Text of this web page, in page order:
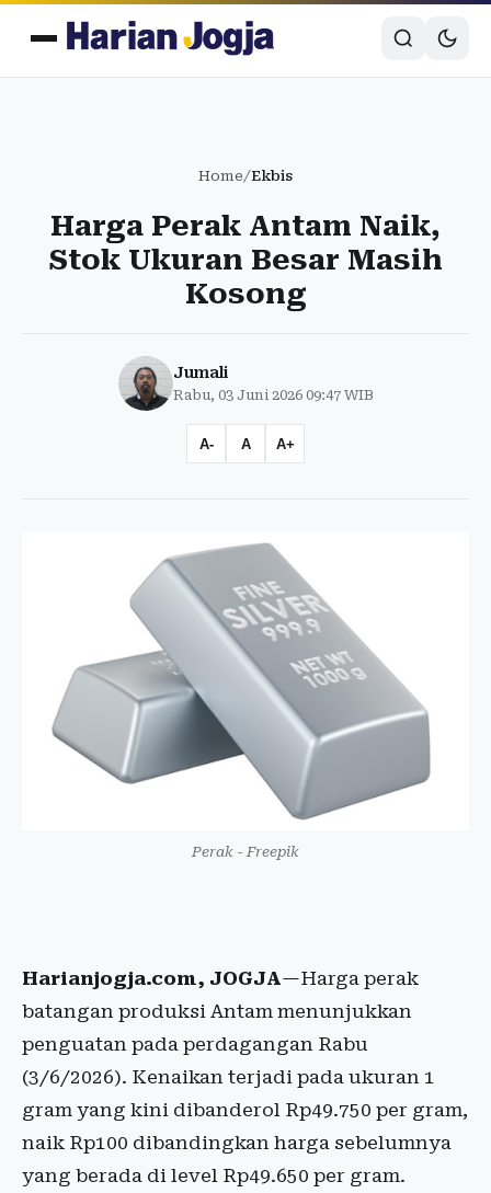
Home/Ekbis
Harga Perak Antam Naik,
Stok Ukuran Besar Masih
Kosong
Jumali
Rabu, 03 Juni 2026 09:47 WIB
A- A A+
Perak - Freepik
Harianjogja.com, JOGJA—Harga perak
batangan produksi Antam menunjukkan
penguatan pada perdagangan Rabu
(3/6/2026). Kenaikan terjadi pada ukuran 1
gram yang kini dibanderol Rp49.750 per gram,
naik Rp100 dibandingkan harga sebelumnya
yang berada di level Rp49.650 per gram.